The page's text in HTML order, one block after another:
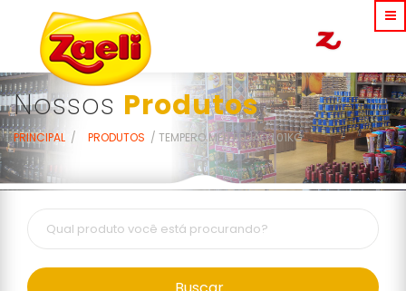
Nossos Produtos
PRINCIPAL PRODUTOS TEMPERO MEU FEIJÃO 1,01KG